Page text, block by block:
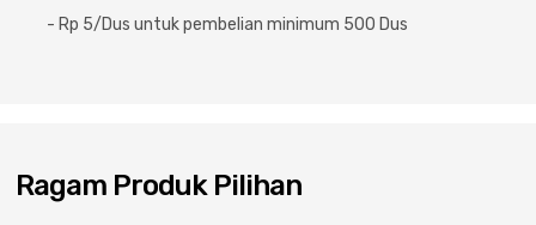
- Rp 5/Dus untuk pembelian minimum 500 Dus
Ragam Produk Pilihan